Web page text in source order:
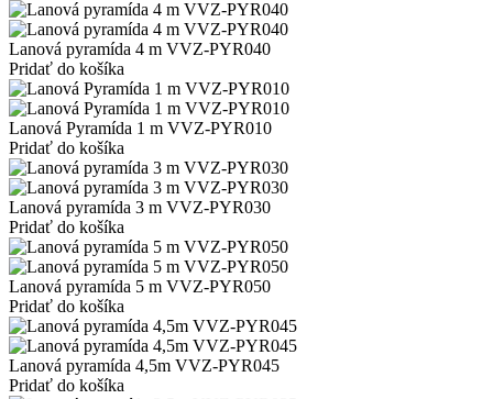
Lanová pyramída 4 m VVZ-PYR040
Pridať do košíka
Lanová Pyramída 1 m VVZ-PYR010
Pridať do košíka
Lanová pyramída 3 m VVZ-PYR030
Pridať do košíka
Lanová pyramída 5 m VVZ-PYR050
Pridať do košíka
Lanová pyramída 4,5m VVZ-PYR045
Pridať do košíka